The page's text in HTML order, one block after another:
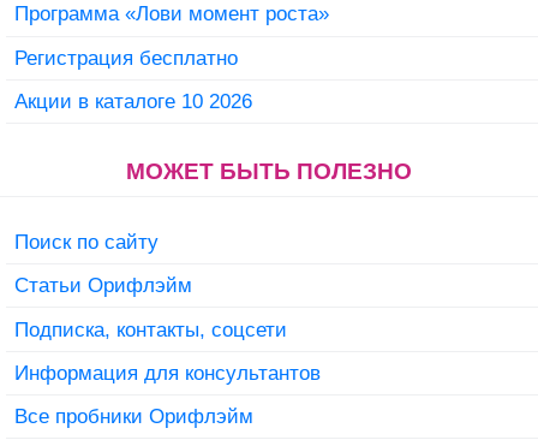
Программа «Лови момент роста»
Регистрация бесплатно
Акции в каталоге 10 2026
МОЖЕТ БЫТЬ ПОЛЕЗНО
Поиск по сайту
Статьи Орифлэйм
Подписка, контакты, соцсети
Информация для консультантов
Все пробники Орифлэйм